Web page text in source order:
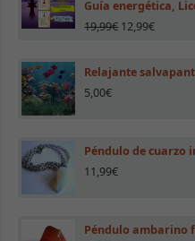
Guía energética,
19,99€ 12,99€
Relajante
5,00€
Péndulo de cuarzo
11,99€
Péndulo ambarino